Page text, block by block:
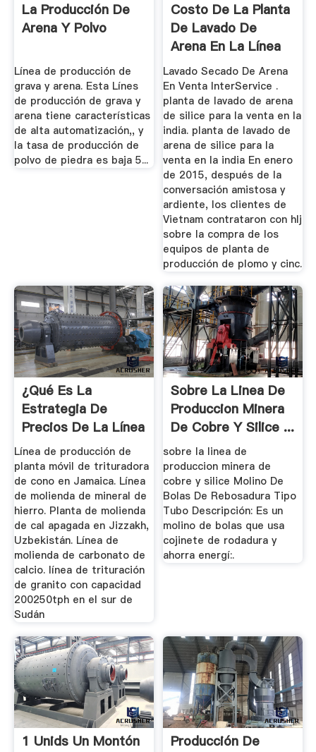
La Producción De
Arena Y Polvo
Línea de producción de
grava y arena. Esta Línes
de producción de grava y
arena tiene características
de alta automatización,, y
la tasa de producción de
polvo de piedra es baja 5...
Costo De La Planta
De Lavado De
Arena En La Línea
De ...
Lavado Secado De Arena
En Venta InterService .
planta de lavado de arena
de silice para la venta en la
india. planta de lavado de
arena de silice para la
venta en la india En enero
de 2015, después de la
conversación amistosa y
ardiente, los clientes de
Vietnam contrataron con hlj
sobre la compra de los
equipos de planta de
producción de plomo y cinc.
¿Qué Es La
Estrategia De
Precios De La Línea
De Productos ...
Línea de producción de
planta móvil de trituradora
de cono en Jamaica. Línea
de molienda de mineral de
hierro. Planta de molienda
de cal apagada en Jizzakh,
Uzbekistán. Línea de
molienda de carbonato de
calcio. línea de trituración
de granito con capacidad
200250tph en el sur de
Sudán
Sobre La Linea De
Produccion Minera
De Cobre Y Silice ...
sobre la linea de
produccion minera de
cobre y silice Molino De
Bolas De Rebosadura Tipo
Tubo Descripción: Es un
molino de bolas que usa
cojinete de rodadura y
ahorra energí:.
1 Unids Un Montón
Producción De